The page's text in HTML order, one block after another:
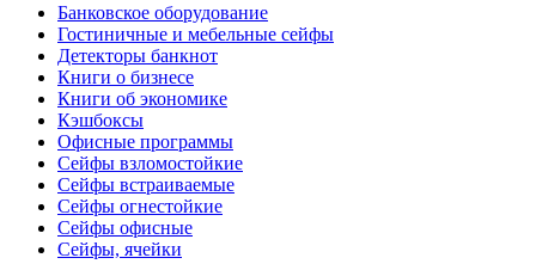
Банковское оборудование
Гостиничные и мебельные сейфы
Детекторы банкнот
Книги о бизнесе
Книги об экономике
Кэшбоксы
Офисные программы
Сейфы взломостойкие
Сейфы встраиваемые
Сейфы огнестойкие
Сейфы офисные
Сейфы, ячейки